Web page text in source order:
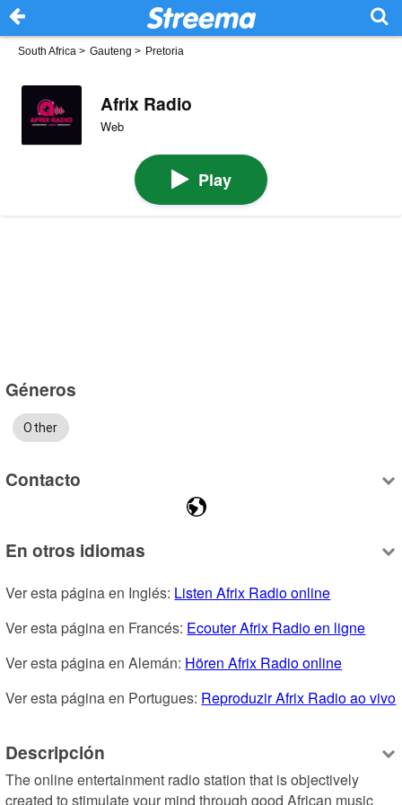
South Africa > Gauteng > Pretoria
Afrix Radio
Web
Play
Géneros
Other
Contacto
En otros idiomas
Ver esta página en Inglés: Listen Afrix Radio online
Ver esta página en Francés: Ecouter Afrix Radio en ligne
Ver esta página en Alemán: Hören Afrix Radio online
Ver esta página en Portugues: Reproduzir Afrix Radio ao vivo
Descripción
The online entertainment radio station that is objectively
created to stimulate your mind through good African music